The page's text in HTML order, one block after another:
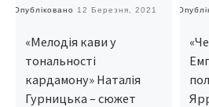
Опубліковано 12 Березня, 2021
«Мелодія кави у
тональності
кардамону» Наталія
Гурницька – сюжет